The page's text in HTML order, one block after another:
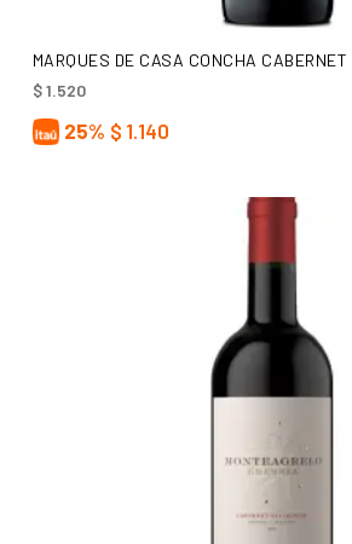
AÑADIR AL
MARQUES DE CASA CONCHA
$1.520
25% $ 1.140